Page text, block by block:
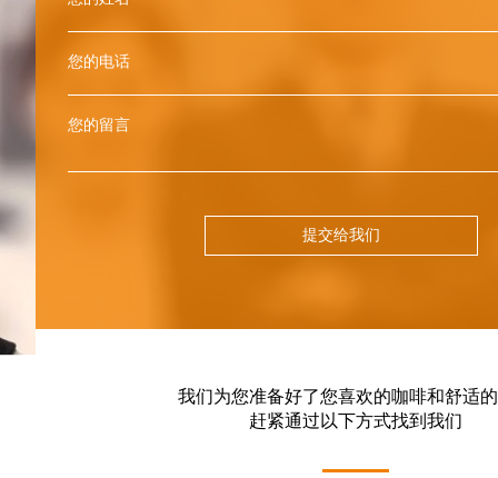
您的电话
您的留言
提交给我们
我们为您准备好了您喜欢的咖啡和舒适
赶紧通过以下方式找到我们